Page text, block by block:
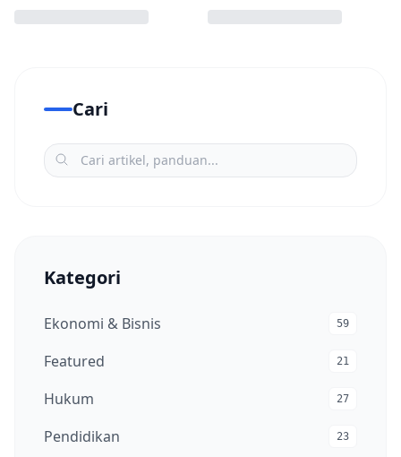
Cari
Kategori
Ekonomi & Bisnis 59
Featured 21
Hukum 27
Pendidikan 23